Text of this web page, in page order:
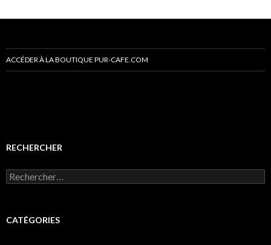
ACCÉDER À LA BOUTIQUE PUR-CAFE.COM
RECHERCHER
R
e
e
CATÉGORIES